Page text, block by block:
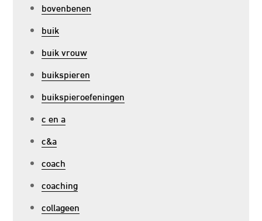
bovenbenen
buik
buik vrouw
buikspieren
buikspieroefeningen
c en a
c&a
coach
coaching
collageen